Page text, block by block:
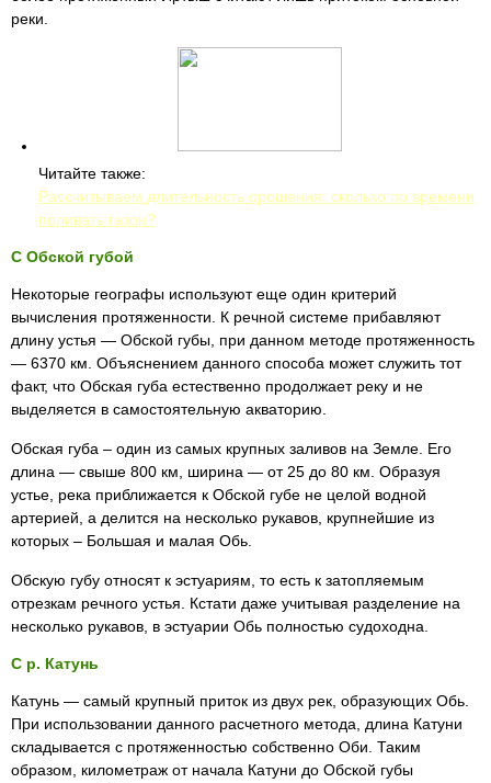
реки.
Читайте также:
Рассчитываем длительность орошения: сколько по времени
поливать газон?
С Обской губой
Некоторые географы используют еще один критерий
вычисления протяженности. К речной системе прибавляют
длину устья — Обской губы, при данном методе протяженность
— 6370 км. Объяснением данного способа может служить тот
факт, что Обская губа естественно продолжает реку и не
выделяется в самостоятельную акваторию.
Обская губа – один из самых крупных заливов на Земле. Его
длина — свыше 800 км, ширина — от 25 до 80 км. Образуя
устье, река приближается к Обской губе не целой водной
артерией, а делится на несколько рукавов, крупнейшие из
которых – Большая и малая Обь.
Обскую губу относят к эстуариям, то есть к затопляемым
отрезкам речного устья. Кстати даже учитывая разделение на
несколько рукавов, в эстуарии Обь полностью судоходна.
С р. Катунь
Катунь — самый крупный приток из двух рек, образующих Обь.
При использовании данного расчетного метода, длина Катуни
складывается с протяженностью собственно Оби. Таким
образом, километраж от начала Катуни до Обской губы